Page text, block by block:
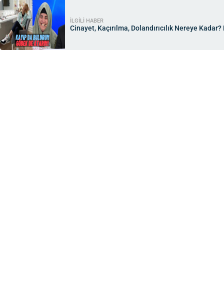
İLGİLİ HABER
Cinayet, Kaçırılma, Dolandırıcılık Nereye